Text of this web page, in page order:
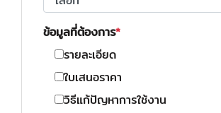
ข้อมูลที่ต้องการ
รายละเอียด
ใบเสนอราคา
วิธีแก้ปัญหาการใช้งาน